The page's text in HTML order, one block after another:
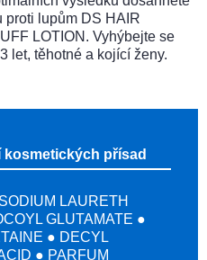
proti lupům DS HAIR
LOTION. Vyhýbejte se
let, těhotné a kojící ženy.
kosmetických přísad
LAURETH
GLUTAMATE ●
● DECYL
● PARFUM